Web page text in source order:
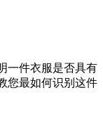
一件衣服是否具有
您最如何识别这件